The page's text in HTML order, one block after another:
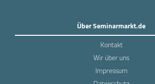
Über Seminarmarkt.de
Kontakt
Wir über uns
Impressum